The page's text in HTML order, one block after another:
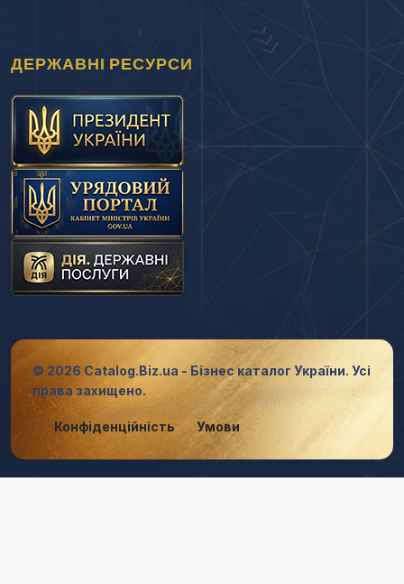
ДЕРЖАВНІ РЕСУРСИ
© 2026 Catalog.Biz.ua - Бізнес каталог України. Усі
права захищено.
Конфіденційність Умови